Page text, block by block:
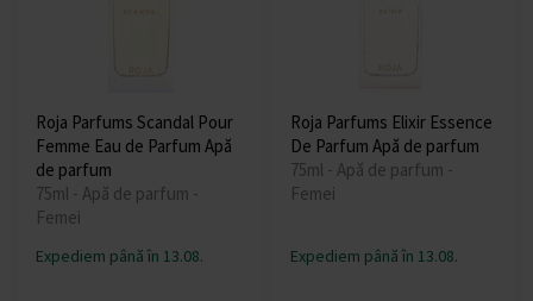
Roja Parfums Scandal Pour
Femme Eau de Parfum Apă
de parfum
75ml - Apă de parfum -
Femei
Expediem până în 13.08.
Roja Parfums Elixir Essence
De Parfum Apă de parfum
75ml - Apă de parfum -
Femei
Expediem până în 13.08.